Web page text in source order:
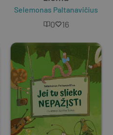
Selemonas Paltanavičius
0 16